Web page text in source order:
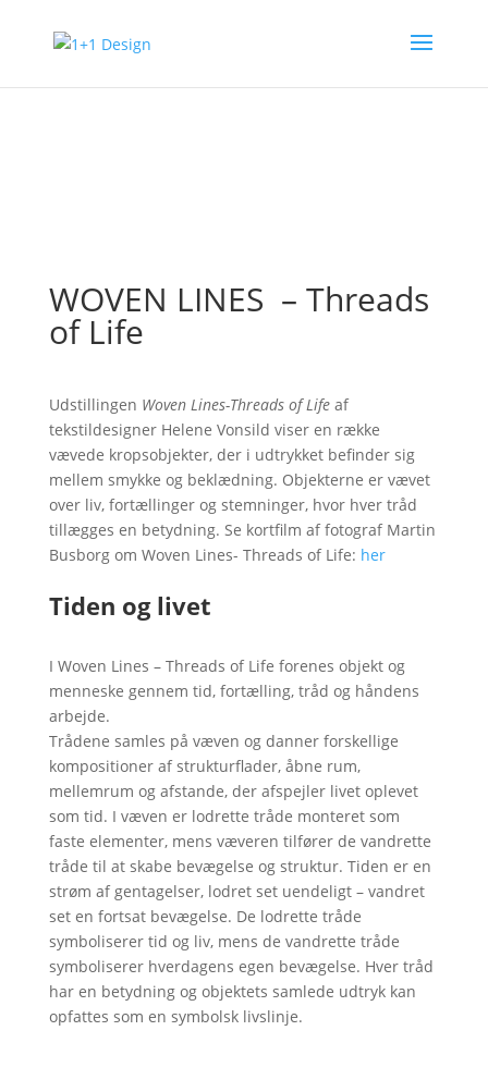
WOVEN LINES – Threads
of Life
Udstillingen Woven Lines-Threads of Lifeaf
tekstildesigner Helene Vonsild viser en række
vævede kropsobjekter, der i udtrykket befinder sig
mellem smykke og beklædning. Objekterne er vævet
over liv, fortællinger og stemninger, hvor hver tråd
tillægges en betydning. Se kortfilm af fotograf Martin
Busborg om Woven Lines- Threads of Life: her
Tiden og livet
I Woven Lines – Threads of Life forenes objekt og
menneske gennem tid, fortælling, tråd og håndens
arbejde.
Trådene samles på væven og danner forskellige
kompositioner af strukturflader, åbne rum,
mellemrum og afstande, der afspejler livet oplevet
som tid. I væven er lodrette tråde monteret som
faste elementer, mens væveren tilfører de vandrette
tråde til at skabe bevægelse og struktur. Tiden er en
strøm af gentagelser, lodret set uendeligt – vandret
set en fortsat bevægelse. De lodrette tråde
symboliserer tid og liv, mens de vandrette tråde
symboliserer hverdagens egen bevægelse. Hver tråd
har en betydning og objektets samlede udtryk kan
opfattes som en symbolsk livslinje.